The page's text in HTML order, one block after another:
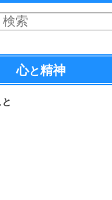
心と精神